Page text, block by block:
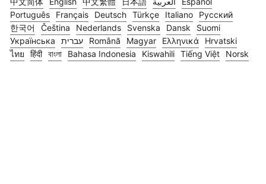
Português
Français Deutsch Türkçe Italiano
Русский
한국어
Čeština Nederlands Svenska Dansk
Suomi
Українська
עברית Română Magyar Ελληνικά
Hrvatski
ไทย
हिंदी বাংলা Bahasa Indonesia Kiswahili Tiếng Việt Norsk